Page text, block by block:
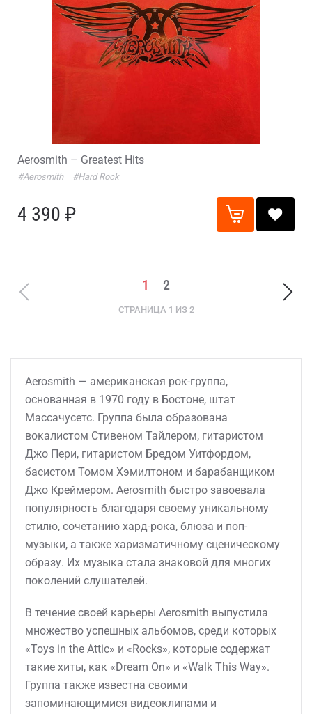
Aerosmith – Greatest Hits
#Aerosmith #Hard Rock
4 390 ₽
1 2
СТРАНИЦА 1 ИЗ 2
Aerosmith — американская рок-группа,
основанная в 1970 году в Бостоне, штат
Массачусетс. Группа была образована
вокалистом Стивеном Тайлером, гитаристом
Джо Пери, гитаристом Бредом Уитфордом,
басистом Томом Хэмилтоном и барабанщиком
Джо Креймером. Aerosmith быстро завоевала
популярность благодаря своему уникальному
стилю, сочетанию хард-рока, блюза и поп-
музыки, а также харизматичному сценическому
образу. Их музыка стала знаковой для многих
поколений слушателей.
В течение своей карьеры Aerosmith выпустила
множество успешных альбомов, среди которых
«Toys in the Attic» и «Rocks», которые содержат
такие хиты, как «Dream On» и «Walk This Way».
Группа также известна своими
запоминающимися видеоклипами и